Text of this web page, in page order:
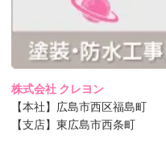
株式会社 クレヨン
【本社】広島市西区福島町
【支店】東広島市西条町